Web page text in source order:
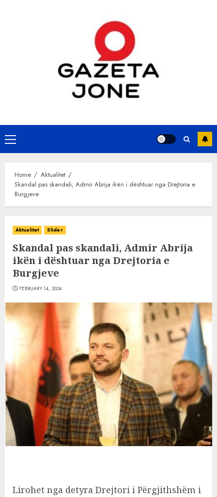
Primary
Menu
Home
Aktualitet
Skandal pas skandali, Admir Abrija ikën i dështuar nga Drejtoria e
Burgjeve
Aktualitet Slider
Skandal pas skandali, Admir Abrija
ikën i dështuar nga Drejtoria e
Burgjeve
FEBRUARY 14, 2024
Lirohet nga detyra Drejtori i Përgjithshëm i